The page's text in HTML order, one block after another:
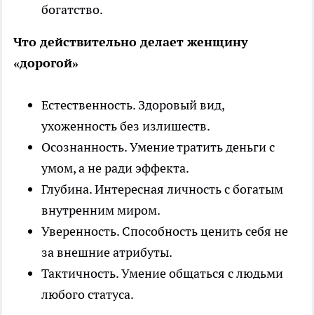
богатство.
Что действительно делает женщину
«дорогой»
Естественность. Здоровый вид,
ухоженность без излишеств.
Осознанность. Умение тратить деньги с
умом, а не ради эффекта.
Глубина. Интересная личность с богатым
внутренним миром.
Уверенность. Способность ценить себя не
за внешние атрибуты.
Тактичность. Умение общаться с людьми
любого статуса.